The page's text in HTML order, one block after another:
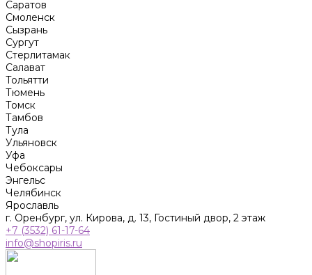
Саратов
Смоленск
Сызрань
Сургут
Стерлитамак
Салават
Тольятти
Тюмень
Томск
Тамбов
Тула
Ульяновск
Уфа
Чебоксары
Энгельс
Челябинск
Ярославль
г. Оренбург, ул. Кирова, д. 13, Гостиный двор, 2 этаж
+7 (3532) 61-17-64
info@shopiris.ru